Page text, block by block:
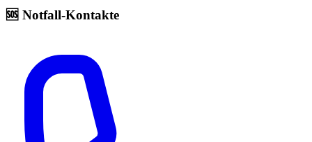
🆘 Notfall-Kontakte